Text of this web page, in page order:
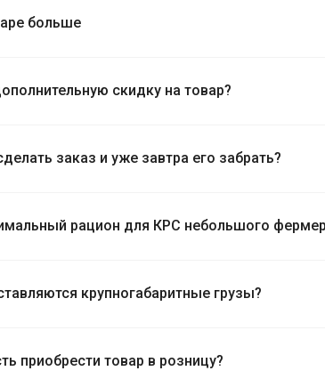
больше
скидку на товар?
заказ и уже завтра его забрать?
рацион для КРС небольшого
крупногабаритные грузы?
приобрести товар в розницу?